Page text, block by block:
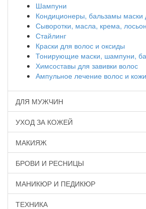
Шампуни
Кондиционеры, бальзамы маски
Сыворотки, масла, крема,
Стайлинг
Краски для волос и оксиды
Тонирующие маски, шампуни,
Химсоставы для завивки волос
Ампульное лечение волос и
ДЛЯ МУЖЧИН
УХОД ЗА КОЖЕЙ
МАКИЯЖ
БРОВИ И РЕСНИЦЫ
МАНИКЮР И ПЕДИКЮР
ТЕХНИКА